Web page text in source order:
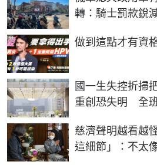
轉：騎士罰款銳
做到這點才有資
PR
國一生失控折掃
重創恐失明 全
慈濟聲明越看越
這細節」：不太